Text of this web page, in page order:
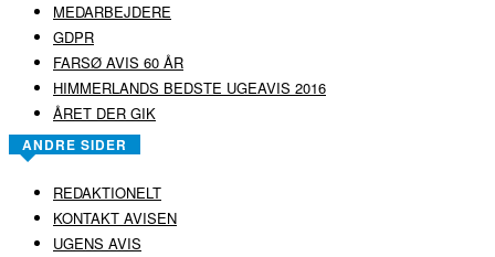
MEDARBEJDERE
GDPR
FARSØ AVIS 60 ÅR
HIMMERLANDS BEDSTE UGEAVIS 2016
ÅRET DER GIK
ANDRE SIDER
REDAKTIONELT
KONTAKT AVISEN
UGENS AVIS